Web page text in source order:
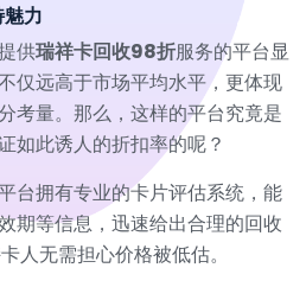
力
供瑞祥卡回收98折服务的平台显
仅远高于市场平均水平，更体现
考量。那么，这样的平台究竟是
如此诱人的折扣率的呢？
台拥有专业的卡片评估系统，能
期等信息，迅速给出合理的回收
人无需担心价格被低估。